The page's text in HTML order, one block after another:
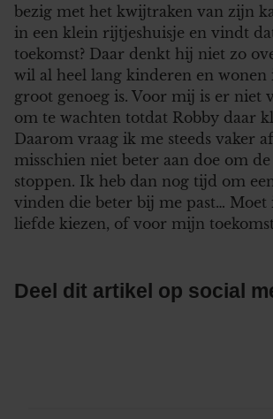
bezig met het kwijtraken van zijn
in een klein rijtjeshuisje en vindt
toekomst? Daar denkt hij niet zo
wil al heel lang kinderen en wonen
groot genoeg is. Voor mij is er niet
om te wachten totdat Robby daar
Daarom vraag ik me steeds vaker
misschien niet beter aan doe om
stoppen. Ik heb dan nog tijd om
vinden die beter bij me past… Moet
liefde kiezen, of voor mijn
Deel dit artikel op social